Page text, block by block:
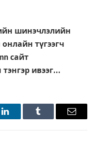
шинэчлэлийн
түгээгч
сайт
ивээг…
LinkedInTumblr Имэйл